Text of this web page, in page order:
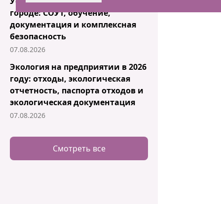
городе: СОУТ, обучение,
документация и комплексная
безопасность
07.08.2026
Экология на предприятии в 2026
году: отходы, экологическая
отчетность, паспорта отходов и
экологическая документация
07.08.2026
Смотреть все